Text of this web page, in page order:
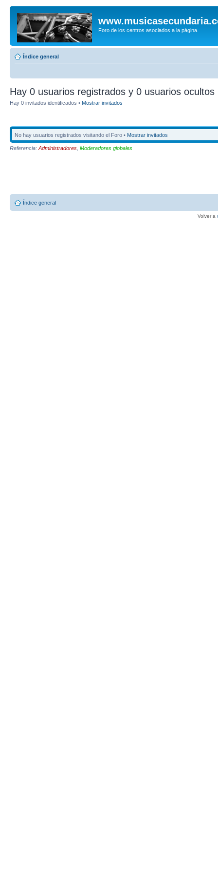
Foro de los centros asociados a la página.
Índice general
Hay 0 usuarios registrados y 0 usuarios ocultos
Hay 0 invitados identificados • Mostrar invitados
No hay usuarios registrados visitando el Foro • Mostrar invitados
Referencia: Administradores Moderadores globales
Índice general
Volver a